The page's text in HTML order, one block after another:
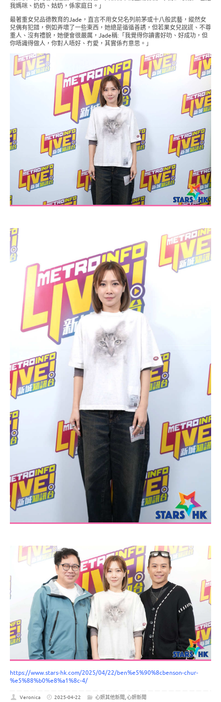
我媽咪、奶奶、姑奶，係家庭日。」
最著重女兒品德教育的Jade，直言不用女兒名列前茅或十八般武藝，縱然女
兒偶有犯錯，例如弄壞了一些東西，她總是循循善誘，但若果女兒說謊、不尊
重人、沒有禮貌，她便會很嚴厲，Jade稱:「我覺得你讀書好叻、好成功，但
你唔識得做人，你對人唔好、冇愛，其實係冇意思。」
https://www.stars-hk.com/2025/04/22/ben%e5%90%8cbenson-chur-
%e5%88%b0%e8%a1%8c-4/
Veronica 2025-04-22 心妍其他新聞,心妍新聞